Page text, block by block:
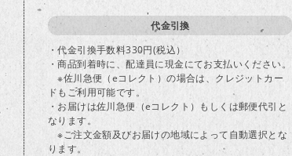
代金引換
・代金引換手数料330円(税込）
・商品到着時に、配達員に現金にてお支払いください。
※佐川急便（eコレクト）の場合は、クレジットカー
ドもご利用可能です。
・お届けは佐川急便（eコレクト）もしくは郵便代引と
なります。
※ご注文金額及びお届けの地域によって自動選択とな
ります。